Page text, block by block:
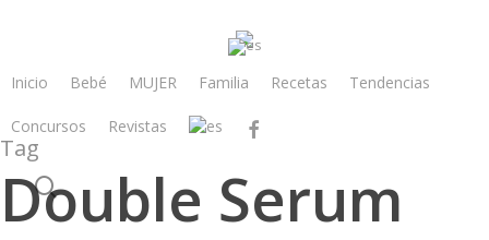
Inicio Bebé MUJER Familia Recetas Tendencias
Concursos Revistas facebook
search
Tag
Double Serum